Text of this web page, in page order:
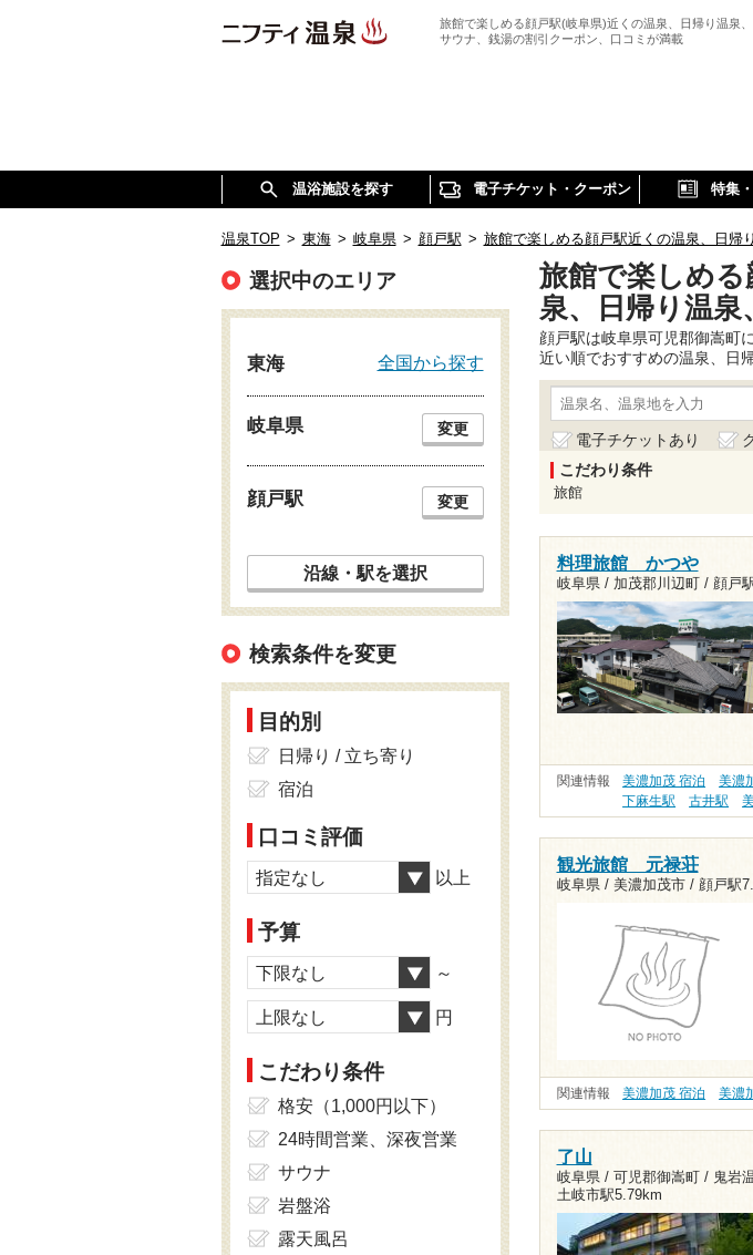
旅館で楽しめる顔戸駅(岐阜県)近くの温泉、日帰り温泉、
サウナ、銭湯の割引クーポン、口コミが満載
温浴施設を探す 電子チケット・クーポン 特集
温泉TOP > 東海 > 岐阜県 > 顔戸駅 > 旅館で楽しめる顔戸駅近くの温泉、日帰
旅館で楽しめ
泉、日帰り温
顔戸駅は岐阜県可児郡御嵩町
近い順でおすすめの温泉、日
電子チケットあり
こだわり条件
旅館
料理旅館 かつや
岐阜県 / 加茂郡川辺町 / 顔戸
関連情報 美濃加茂 宿泊 美濃
下麻生駅
古井駅
観光旅館 元禄荘
岐阜県 / 美濃加茂市 / 顔戸駅
関連情報 美濃加茂 宿泊 美濃
了山
岐阜県 / 可児郡御嵩町 / 鬼岩
土岐市駅5.79km
選択中のエリア
東海 全国から探す
岐阜県 変更
顔戸駅 変更
沿線・駅を選択
検索条件を変更
目的別
日帰り / 立ち寄り
宿泊
口コミ評価
指定なし 以上
予算
下限なし ～
上限なし 円
こだわり条件
格安（1,000円以下）
24時間営業、深夜営業
サウナ
岩盤浴
露天風呂